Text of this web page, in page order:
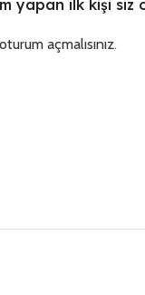
yapan ilk kişi siz
oturum açmalısınız.